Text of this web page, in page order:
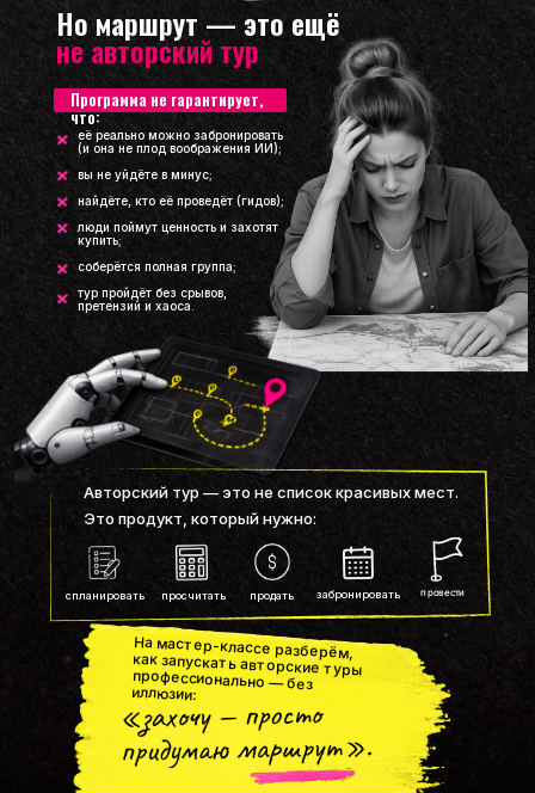
Но маршрут — это ещё
не авторский тур
Программа не гарантирует,
что:
На мастер-классе разберём,
как запускать авторские туры
профессионально — без
иллюзии:
её реально можно забронировать
(и она не плод воображения ИИ);
вы не уйдёте в минус;
найдёте, кто её проведёт (гидов);
люди поймут ценность и захотят
купить;
соберётся полная группа;
тур пройдёт без срывов,
претензий и хаоса.
Авторский тур — это не список красивых мест.
Это продукт, который нужно:
спланировать продать
просчитать забронировать провести
1:38